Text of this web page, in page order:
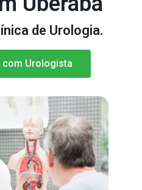
de Urologia.
com Urologista